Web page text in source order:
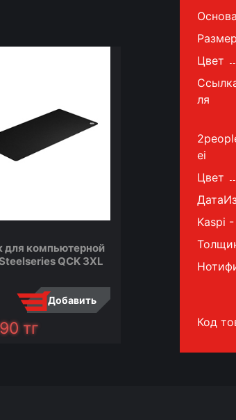
для компьютерной
QCK 3XL
Добавить
тг
Коврик для
мыши Razer
тг
Размер
Цвет
ля
ei
Цвет
Kaspi
Код